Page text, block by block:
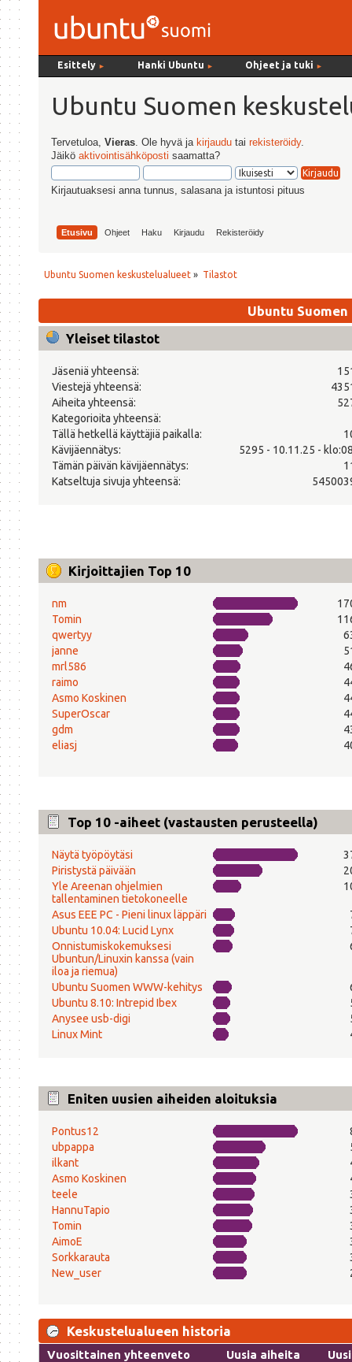
Esittely ► Hanki Ubuntu ► Ohjeet ja tuki ►
Ubuntu Suomen
Tervetuloa,Vieras . Ole hyvä ja kirjaudu tairekisteröidy.
Jäiköaktivointisähköposti saamatta?
Kirjautuaksesi anna tunnus, salasana ja istuntosi pituus
Etusivu Ohjeet Haku Kirjaudu Rekisteröidy
Ubuntu Suomen keskustelualueet » Tilastot
Ubuntu
Yleiset tilastot
Jäseniä yhteensä:
Viestejä yhteensä:
Aiheita yhteensä:
Kategorioita yhteensä:
Tällä hetkellä käyttäjiä paikalla:
Kävijäennätys:
5295 - 10.11.25 -
Tämän päivän kävijäennätys:
Katseltuja sivuja yhteensä:
Kirjoittajien Top 10
nm
Tomin
qwertyy
janne
mrl586
raimo
Asmo Koskinen
SuperOscar
gdm
eliasj
Top 10 -aiheet (vastausten perusteella)
Näytä työpöytäsi
Piristystä päivään
Yle Areenan ohjelmien
tallentaminen tietokoneelle
Asus EEE PC - Pieni linux läppäri
Ubuntu 10.04: Lucid Lynx
Onnistumiskokemuksesi
Ubuntun/Linuxin kanssa (vain
iloa ja riemua)
Ubuntu Suomen WWW-kehitys
Ubuntu 8.10: Intrepid Ibex
Anysee usb-digi
Linux Mint
Eniten uusien aiheiden aloituksia
Pontus12
ubpappa
ilkant
Asmo Koskinen
teele
HannuTapio
Tomin
AimoE
Sorkkarauta
New_user
Keskustelualueen historia
Vuosittainen yhteenveto Uusia aiheita